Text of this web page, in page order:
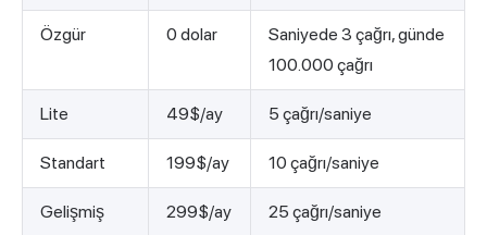
Özgür 0 dolar
Saniyede 3 çağrı, günde
100.000 çağrı
Lite 49$/ay 5 çağrı/saniye
Standart 199$/ay 10 çağrı/saniye
Gelişmiş 299$/ay 25 çağrı/saniye